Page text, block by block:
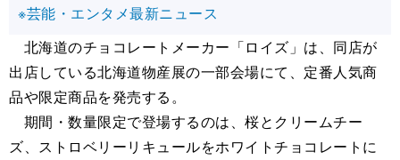
※芸能・エンタメ最新ニュース
北海道のチョコレートメーカー「ロイズ」は、同店が
出店している北海道物産展の一部会場にて、定番人気商
品や限定商品を発売する。
期間・数量限定で登場するのは、桜とクリームチー
ズ、ストロベリーリキュールをホワイトチョコレートに